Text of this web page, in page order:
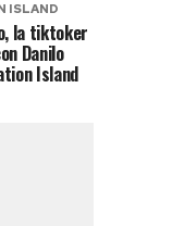
ISLAND
la tiktoker
Danilo
Island